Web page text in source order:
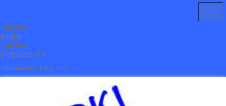
Español
English
Español
Português PT
Bienvenido, ( log in )